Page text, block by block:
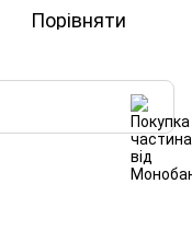
Порівняти